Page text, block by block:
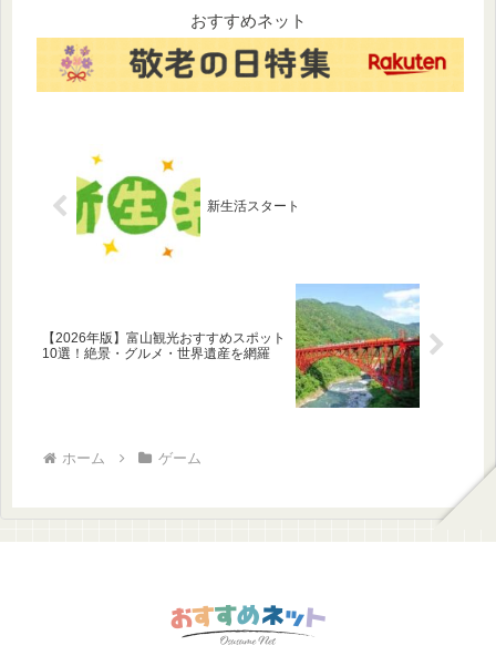
ます。広島周辺のスポット情
報も交え、家族や友人と楽し
めるアートの世界を
おすすめネット
新生活スタート
【2026年版】富山観光おすすめスポット
10選！絶景・グルメ・世界遺産を網羅
ホーム ゲーム